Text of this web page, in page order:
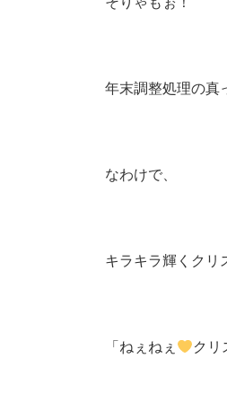
年末調整処理の真
なわけで、
キラキラ輝くクリ
「ねぇねぇ クリ